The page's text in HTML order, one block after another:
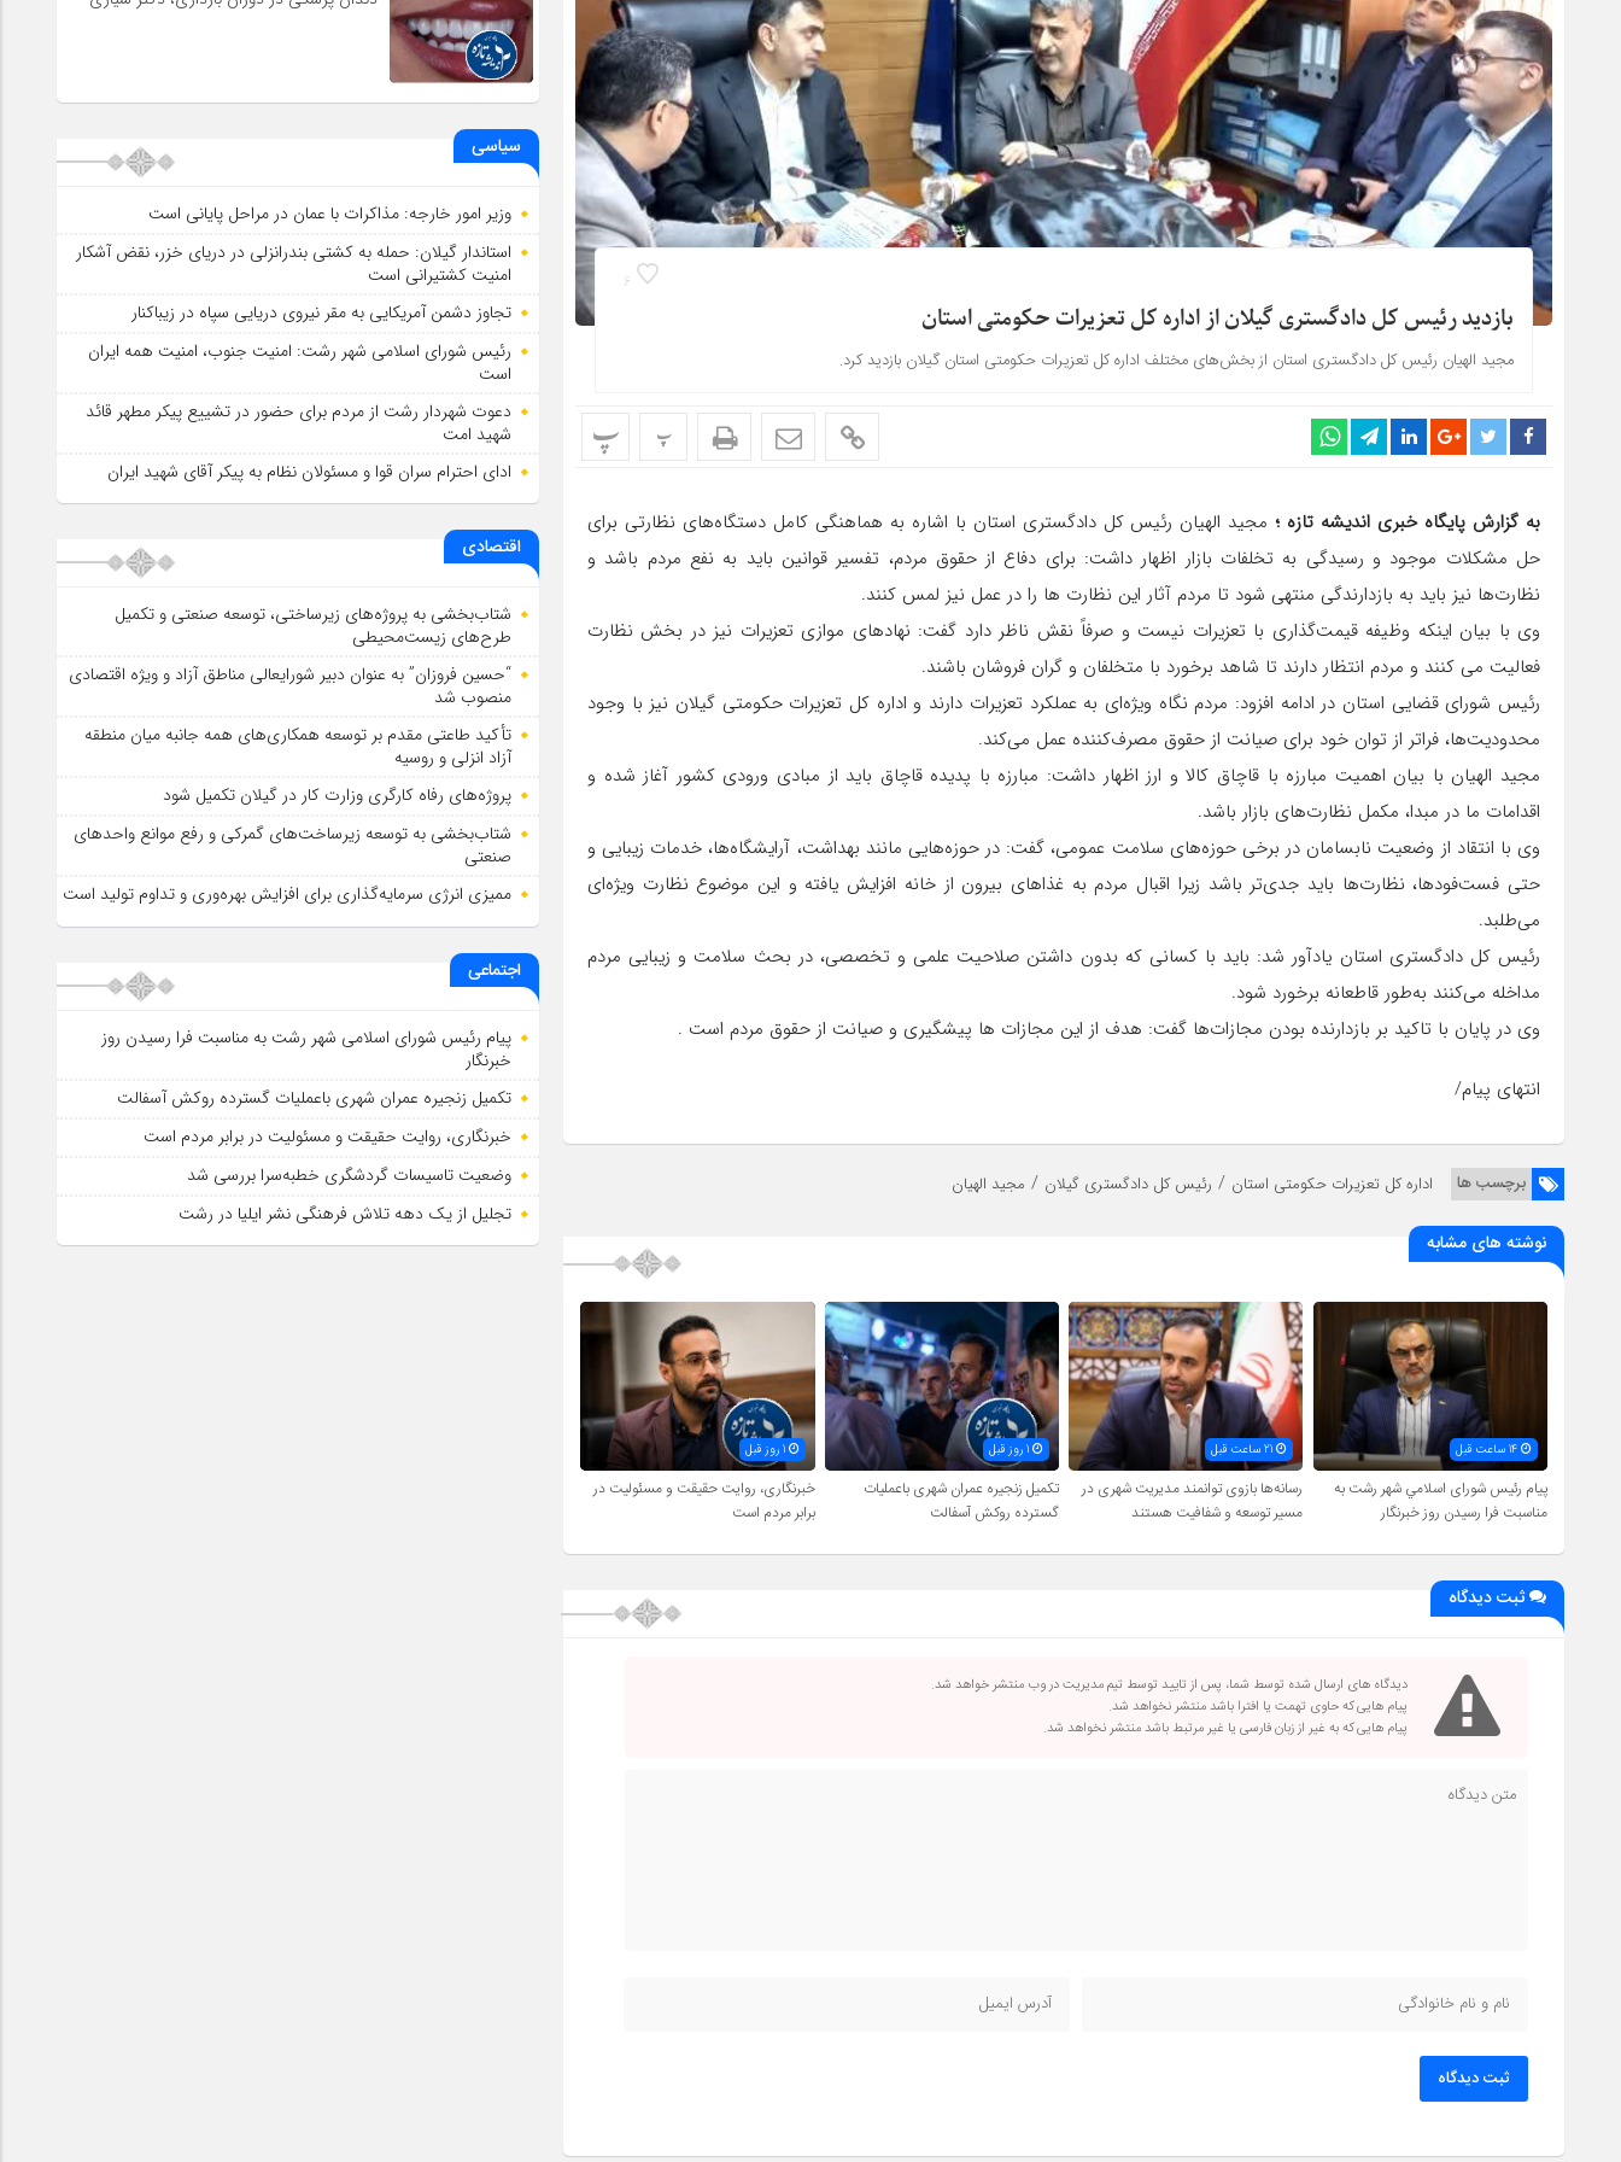
6
بازدید رئیس کل دادگستری گیلان از اداره کل تعزیرات حکومتی استان
مجید الهیان رئیس کل دادگستری استان از بخش‌های مختلف اداره کل تعزیرات حکومتی استان گیلان بازدید کرد.
پ پ
به گزارش پایگاه خبری اندیشه تازه ؛ مجید الهیان رئیس کل دادگستری استان با اشاره به هماهنگی کامل دستگاه‌های نظارتی برای
حل مشکلات موجود و رسیدگی به تخلفات بازار اظهار داشت: برای دفاع از حقوق مردم، تفسیر قوانین باید به نفع مردم باشد و
نظارت‌ها نیز باید به بازدارندگی منتهی شود تا مردم آثار این نظارت ها را در عمل نیز لمس کنند.
وی با بیان اینکه وظیفه قیمت‌گذاری با تعزیرات نیست و صرفاً نقش ناظر دارد گفت: نهادهای موازی تعزیرات نیز در بخش نظارت
فعالیت می کنند و مردم انتظار دارند تا شاهد برخورد با متخلفان و گران فروشان باشند.
رئیس شورای قضایی استان در ادامه افزود: مردم نگاه ویژه‌ای به عملکرد تعزیرات دارند و اداره کل تعزیرات حکومتی گیلان نیز با وجود
محدودیت‌ها، فراتر از توان خود برای صیانت از حقوق مصرف‌کننده عمل می‌کند.
مجید الهیان با بیان اهمیت مبارزه با قاچاق کالا و ارز اظهار داشت: مبارزه با پدیده قاچاق باید از مبادی ورودی کشور آغاز شده و
اقدامات ما در مبدا، مکمل نظارت‌های بازار باشد.
وی با انتقاد از وضعیت نابسامان در برخی حوزه‌های سلامت عمومی، گفت: در حوزه‌هایی مانند بهداشت، آرایشگاه‌ها، خدمات زیبایی و
حتی فست‌فودها، نظارت‌ها باید جدی‌تر باشد زیرا اقبال مردم به غذاهای بیرون از خانه افزایش یافته و این موضوع نظارت ویژه‌ای
می‌طلبد.
رئیس کل دادگستری استان یادآور شد: باید با کسانی که بدون داشتن صلاحیت علمی و تخصصی، در بحث سلامت و زیبایی مردم
مداخله می‌کنند به‌طور قاطعانه برخورد شود.
وی در پایان با تاکید بر بازدارنده بودن مجازات‌ها گفت: هدف از این مجازات ها پیشگیری و صیانت از حقوق مردم است .
انتهای پیام/
برچسب ها اداره کل تعزیرات حکومتی استان / رئیس کل دادگستری گیلان / مجید الهیان
نوشته های مشابه
14 ساعت قبل
پیام رئیس شورای اسلامي شهر رشت به
مناسبت فرا رسیدن روز خبرنگار
21 ساعت قبل
رسانه‌ها بازوی توانمند مدیریت شهری در
مسیر توسعه و شفافیت هستند
1 روز قبل
تکمیل زنجیره عمران شهری باعملیات
گسترده روکش آسفالت
1 روز قبل
خبرنگاری، روایت حقیقت و مسئولیت‌ در
برابر مردم است
ثبت دیدگاه
دیدگاه های ارسال شده توسط شما، پس از تایید توسط تیم مدیریت در وب منتشر خواهد شد.
پیام هایی که حاوی تهمت یا افترا باشد منتشر نخواهد شد.
پیام هایی که به غیر از زبان فارسی یا غیر مرتبط باشد منتشر نخواهد شد.
ثبت دیدگاه
سیاسی
وزیر امور خارجه: مذاکرات با عمان در مراحل پایانی است
استاندار گیلان: حمله به کشتی بندرانزلی در دریای خزر، نقض آشکار
امنیت کشتیرانی است
تجاوز دشمن آمریکایی به مقر نیروی دریایی سپاه در زیباکنار
رئیس شورای اسلامي شهر رشت: امنیت جنوب، امنیت همه ایران
است
دعوت شهردار رشت از مردم برای حضور در تشییع پیکر مطهر قائد
شهید امت
ادای احترام سران قوا و مسئولان نظام به پیکر آقای شهید ایران
اقتصادی
شتاب‌بخشی به پروژه‌های زیرساختی، توسعه صنعتی و تکمیل
طرح‌های زیست‌محیطی
“حسین فروزان” به عنوان دبیر شورایعالی مناطق آزاد و ویژه اقتصادی
منصوب شد
تأكید طاعتی مقدم بر توسعه همكاری‌های همه جانبه میان منطقه
آزاد انزلی و روسیه
پروژه‌های رفاه کارگری وزارت کار در گیلان تکمیل شود
شتاب‌بخشی به توسعه زیرساخت‌های گمركی و رفع موانع واحدهای
صنعتی
ممیزی انرژی سرمایه‌گذاری برای افزایش بهره‌وری و تداوم تولید است
اجتماعی
پیام رئیس شورای اسلامي شهر رشت به مناسبت فرا رسیدن روز
خبرنگار
تکمیل زنجیره عمران شهری باعملیات گسترده روکش آسفالت
خبرنگاری، روایت حقیقت و مسئولیت‌ در برابر مردم است
وضعیت تاسیسات گردشگری خطبه‌سرا بررسی شد
تجلیل از یک دهه تلاش فرهنگی نشر ایلیا در رشت